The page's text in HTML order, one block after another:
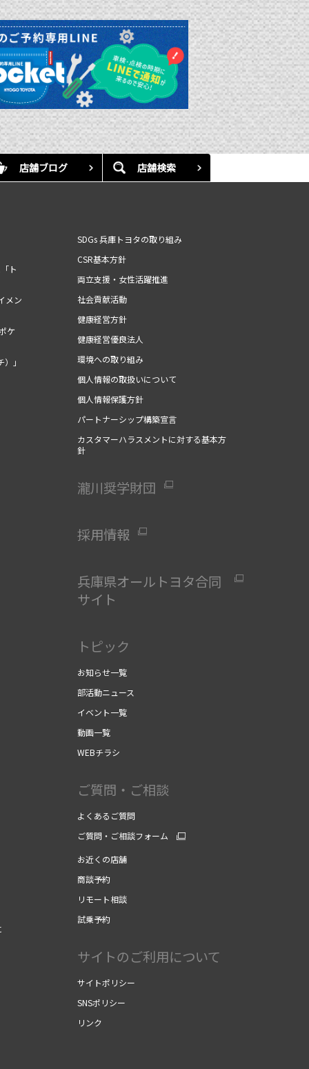
店舗ブログ 店舗検索
ト
メン
ケ
」
SDGs 兵庫トヨタの取り組み
CSR基本方針
両立支援・女性活躍推進
社会貢献活動
健康経営方針
健康経営優良法人
環境への取り組み
個人情報の取扱いについて
個人情報保護方針
パートナーシップ構築宣言
カスタマーハラスメントに対する基本方
針
瀧川奨学財団
採用情報
兵庫県オールトヨタ合同
サイト
トピック
お知らせ一覧
部活動ニュース
イベント一覧
動画一覧
WEBチラシ
ご質問・ご相談
よくあるご質問
ご質問・ご相談フォーム
お近くの店舗
商談予約
リモート相談
試乗予約
サイトのご利用について
サイトポリシー
SNSポリシー
リンク